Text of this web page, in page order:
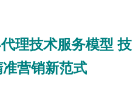
理技术服务模型 技
营销新范式